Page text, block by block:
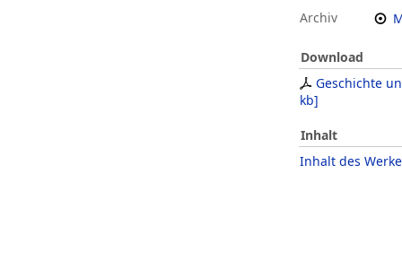
Archiv
Download
Geschichte
kb]
Inhalt
Inhalt des